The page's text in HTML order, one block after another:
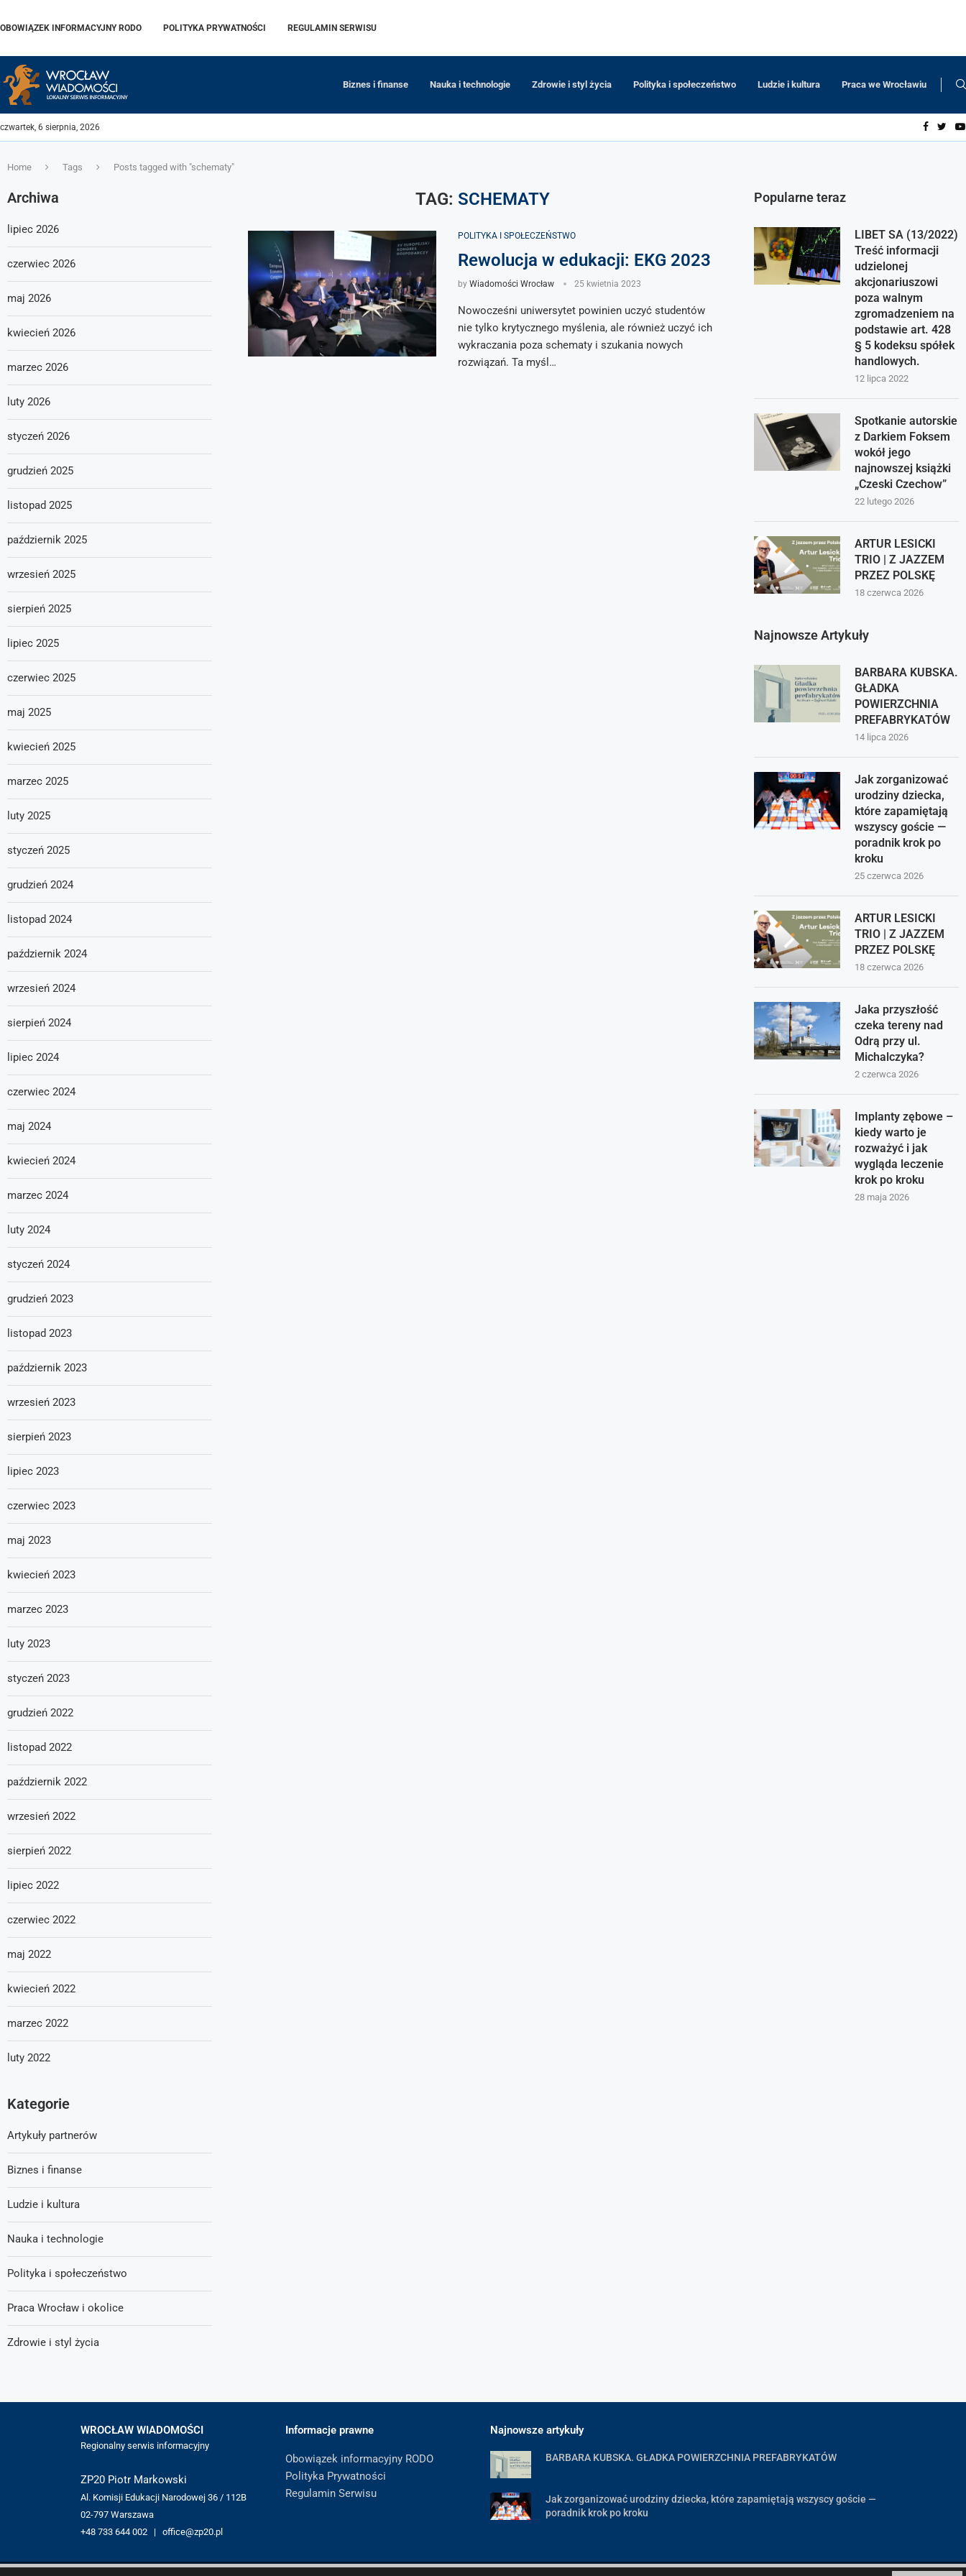
OBOWIĄZEK INFORMACYJNY RODO POLITYKA PRYWATNOŚCI REGULAMIN SERWISU
Biznes i finanse Nauka i technologie Zdrowie i styl życia Polityka i społeczeństwo Ludzie i kultura Praca we Wrocławiu
czwartek, 6 sierpnia, 2026
Home Tags Posts tagged with "schematy"
TAG:SCHEMATY
POLITYKA I SPOŁECZEŃSTWO
Rewolucja w edukacji: EKG 2023
by Wiadomości Wrocław 25 kwietnia 2023
Nowocześni uniwersytet powinien uczyć studentów
nie tylko krytycznego myślenia, ale również uczyć ich
wykraczania poza schematy i szukania nowych
rozwiązań. Ta myśl…
Popularne teraz
LIBET SA (13/2022)
Treść informacji
udzielonej
akcjonariuszowi
poza walnym
zgromadzeniem na
podstawie art. 428
§ 5 kodeksu spółek
handlowych.
12 lipca 2022
Spotkanie autorskie
z Darkiem Foksem
wokół jego
najnowszej książki
„Czeski Czechow”
22 lutego 2026
ARTUR LESICKI
TRIO | Z JAZZEM
PRZEZ POLSKĘ
18 czerwca 2026
Najnowsze Artykuły
BARBARA KUBSKA.
GŁADKA
POWIERZCHNIA
PREFABRYKATÓW
14 lipca 2026
Jak zorganizować
urodziny dziecka,
które zapamiętają
wszyscy goście —
poradnik krok po
kroku
25 czerwca 2026
ARTUR LESICKI
TRIO | Z JAZZEM
PRZEZ POLSKĘ
18 czerwca 2026
Jaka przyszłość
czeka tereny nad
Odrą przy ul.
Michalczyka?
2 czerwca 2026
Implanty zębowe –
kiedy warto je
rozważyć i jak
wygląda leczenie
krok po kroku
28 maja 2026
Archiwa
lipiec 2026
czerwiec 2026
maj 2026
kwiecień 2026
marzec 2026
luty 2026
styczeń 2026
grudzień 2025
listopad 2025
październik 2025
wrzesień 2025
sierpień 2025
lipiec 2025
czerwiec 2025
maj 2025
kwiecień 2025
marzec 2025
luty 2025
styczeń 2025
grudzień 2024
listopad 2024
październik 2024
wrzesień 2024
sierpień 2024
lipiec 2024
czerwiec 2024
maj 2024
kwiecień 2024
marzec 2024
luty 2024
styczeń 2024
grudzień 2023
listopad 2023
październik 2023
wrzesień 2023
sierpień 2023
lipiec 2023
czerwiec 2023
maj 2023
kwiecień 2023
marzec 2023
luty 2023
styczeń 2023
grudzień 2022
listopad 2022
październik 2022
wrzesień 2022
sierpień 2022
lipiec 2022
czerwiec 2022
maj 2022
kwiecień 2022
marzec 2022
luty 2022
Kategorie
Artykuły partnerów
Biznes i finanse
Ludzie i kultura
Nauka i technologie
Polityka i społeczeństwo
Praca Wrocław i okolice
Zdrowie i styl życia
WROCŁAW WIADOMOŚCI
Regionalny serwis informacyjny
ZP20 Piotr Markowski
Al. Komisji Edukacji Narodowej 36 / 112B
02-797 Warszawa
+48 733 644 002 | office@zp20.pl
Informacje prawne
Obowiązek informacyjny RODO
Polityka Prywatności
Regulamin Serwisu
Najnowsze artykuły
BARBARA KUBSKA. GŁADKA POWIERZCHNIA PREFABRYKATÓW
Jak zorganizować urodziny dziecka, które zapamiętają wszyscy goście —
poradnik krok po kroku